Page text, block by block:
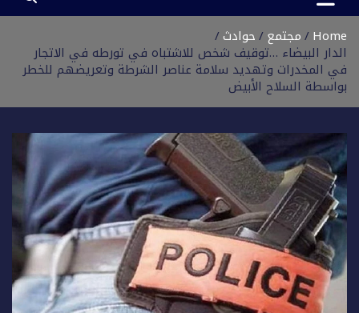
Home مجتمع حوادث
الدار البيضاء …توقيف شخص للاشتباه في تورطه في الاتجار
في المخدرات وتهديد سلامة عناصر الشرطة وتعريضهم للخطر
بواسطة السلاح الأبيض